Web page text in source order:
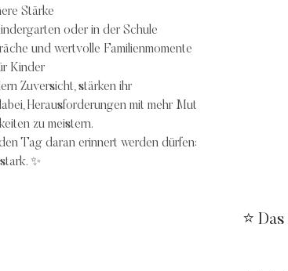
Stärke
oder in der Schule
und wertvolle Familienmomente
Kinder
Zuversicht, stärken ihr
Herausforderungen mit mehr Mut
zu meistern.
Tag daran erinnert werden dürfen:
✨
⭐